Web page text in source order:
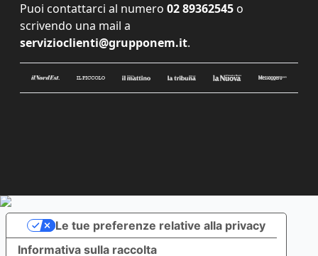
Puoi contattarci al numero 02 89362545 o
scrivendo una mail a
servizioclienti@grupponem.it.
Informativa sulla raccolta
Le tue preferenze relative alla privacy